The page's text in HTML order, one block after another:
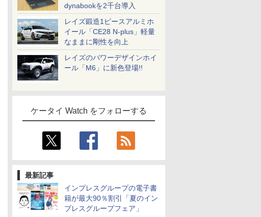
dynabookを2千台導入
レイズ鍛造1ピースアルミホ
イール「CE28 N-plus」軽量
なままに剛性を向上
レイズのパワーデザインホイ
ール「M6」に新色登場!!
ケータイ Watch をフォローする
最新記事
インプレスグループの電子書
籍が最大90％割引「夏のイン
プレスグループフェア」